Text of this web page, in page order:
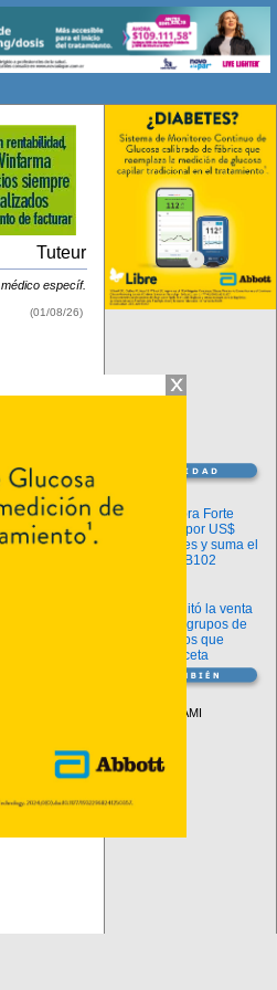
Tuteur
específ.
(01/08/26)
Información
argenx compra Forte
Biosciences por US$
2.200 millones y suma el
anticuerpo FB102
ANMAT habilitó la venta
libre de diez grupos de
medicamentos que
requerían receta
Descuentos PAMI